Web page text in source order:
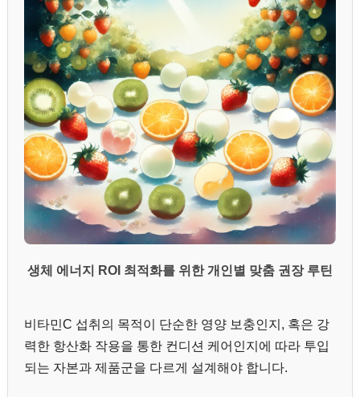
생체 에너지 ROI 최적화를 위한 개인별 맞춤 권장 루틴
비타민C 섭취의 목적이 단순한 영양 보충인지, 혹은 강
력한 항산화 작용을 통한 컨디션 케어인지에 따라 투입
되는 자본과 제품군을 다르게 설계해야 합니다.